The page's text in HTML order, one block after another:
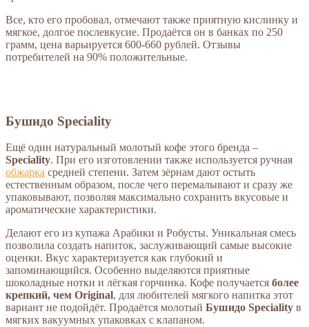
Все, кто его пробовал, отмечают также приятную кислинку и
мягкое, долгое послевкусие. Продаётся он в банках по 250
грамм, цена варьируется 600-660 рублей. Отзывы
потребителей на 90% положительные.
Бушидо Speciality
Ещё один натуральный молотый кофе этого бренда –
Speciality. При его изготовлении также используется ручная
обжарка средней степени. Затем зёрнам дают остыть
естественным образом, после чего перемалывают и сразу же
упаковывают, позволяя максимально сохранить вкусовые и
ароматические характеристики.
Делают его из купажа Арабики и Робусты. Уникальная смесь
позволила создать напиток, заслуживающий самые высокие
оценки. Вкус характеризуется как глубокий и
запоминающийся. Особенно выделяются приятные
шоколадные нотки и лёгкая горчинка. Кофе получается более
крепкий, чем Original, для любителей мягкого напитка этот
вариант не подойдёт. Продаётся молотый Бушидо Speciality в
мягких вакуумных упаковках с клапаном.